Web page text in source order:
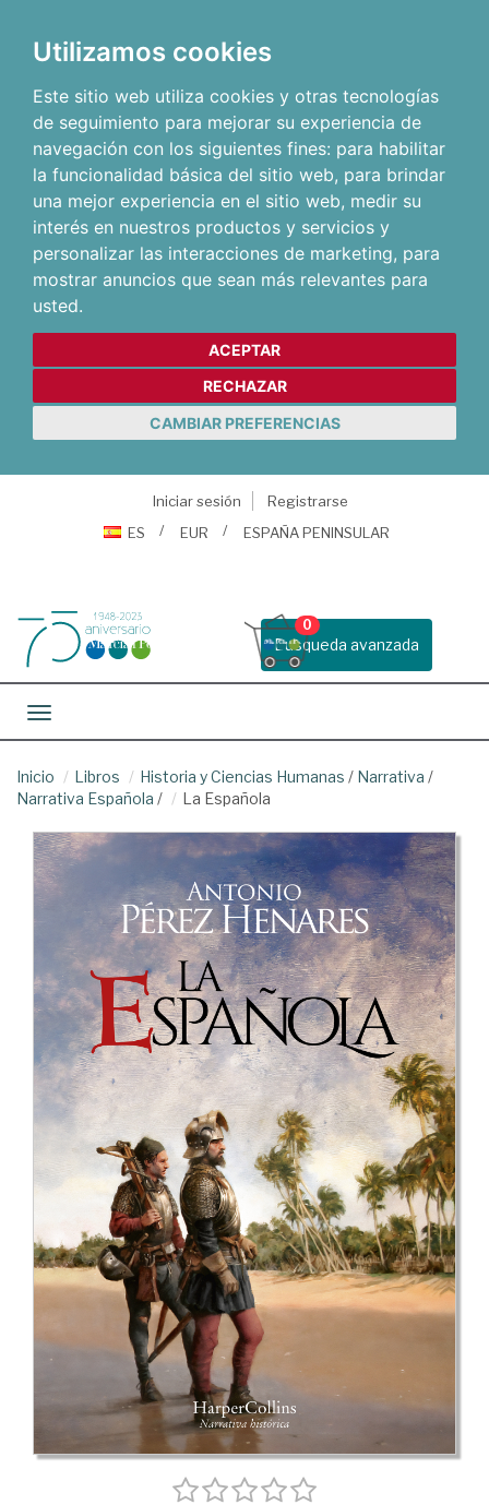
Utilizamos cookies
Este sitio web utiliza cookies y otras tecnologías
de seguimiento para mejorar su experiencia de
navegación con los siguientes fines: para habilitar
la funcionalidad básica del sitio web, para brindar
una mejor experiencia en el sitio web, medir su
interés en nuestros productos y servicios y
personalizar las interacciones de marketing, para
mostrar anuncios que sean más relevantes para
usted.
ACEPTAR
RECHAZAR
CAMBIAR PREFERENCIAS
Iniciar sesión
Registrarse
ES
EUR ESPAÑA PENINSULAR
Busqueda avanzada
0
Toggle navigation
Inicio Libros Historia y Ciencias Humanas / Narrativa /
Narrativa Española / La Española